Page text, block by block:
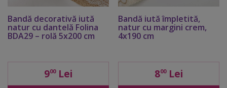
Bandă decorativă iută
natur cu dantelă Folina
BDA29 – rolă 5x200 cm
900Lei
Bandă iută împletită,
natur cu margini crem,
4x190 cm
800Lei